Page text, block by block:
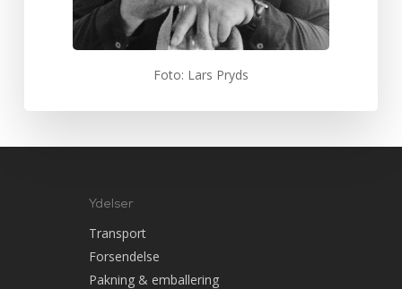
Foto: Lars Pryds
Ydelser
Transport
Forsendelse
Pakning & emballering